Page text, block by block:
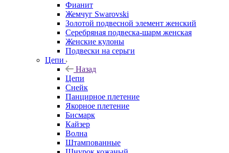
Фианит
Жемчуг Swarovski
Золотой подвесной элемент женcкий
Серебряная подвеска-шарм женская
Женские кулоны
Подвески на серьги
Цепи
Назад
Цепи
Снейк
Панцирное плетение
Якорное плетение
Бисмарк
Кайзер
Волна
Штампованные